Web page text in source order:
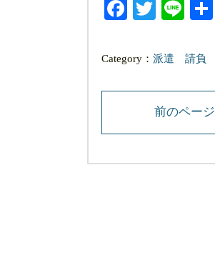
Facebook
Twitter
Line
Category： 派遣 請負
前のページ